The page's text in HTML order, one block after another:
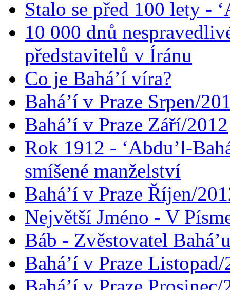
Stalo se před 100 lety -
10 000 dnů
představitelů v Íránu
Co je Bahá’í víra?
Bahá’í v Praze Srpen/
Bahá’í v Praze Září/2012
Rok 1912 - ‘Abdu’l-
smíšené manželství
Bahá’í v Praze Říjen/
Největší Jméno - V
Báb - Zvěstovatel
Bahá’í v Praze